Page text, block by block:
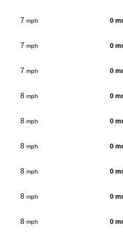
7 mph 0
7 mph 0
7 mph 0
8 mph 0
8 mph 0
8 mph 0
8 mph 0
8 mph 0
8 mph 0